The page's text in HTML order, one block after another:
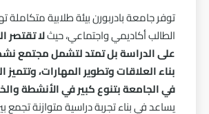
توفر جامعة بادربورن بيئة طلابية
الطالب أكاديمي واجتماعي، حيثلا تقتصر
على الدراسة بل تمتد لتشمل مجتمع
بناء العلاقات وتطوير المهارات، وتتميز
في الجامعة بتنوع كبير في الأنشطة
يساعد في بناء تجربة دراسية متوازنة تجمع